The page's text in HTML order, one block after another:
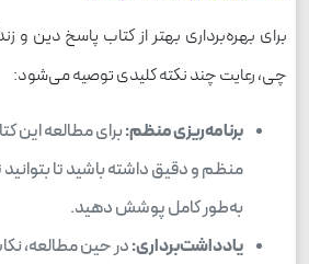
برای بهره‌برداری بهتر از کتاب پاسخ دین و
چی، رعایت چند نکته کلیدی توصیه می‌شود:
برنامه‌ریزی منظم:برای مطالعه این
منظم و دقیق داشته باشید تا
به‌طور کامل پوشش دهید.
یادداشت‌برداری:در حین مطالعه،